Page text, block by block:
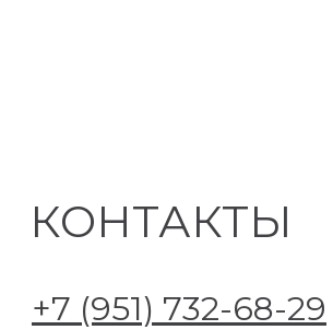
КОНТАКТЫ
+7 (951) 732-68-29